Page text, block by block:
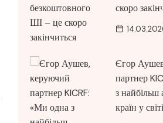
скоро
Єгор
партнер
з найбільш
країн у